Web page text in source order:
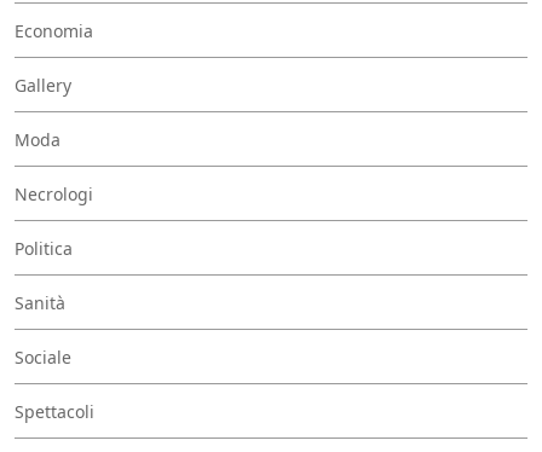
Economia
Gallery
Moda
Necrologi
Politica
Sanità
Sociale
Spettacoli